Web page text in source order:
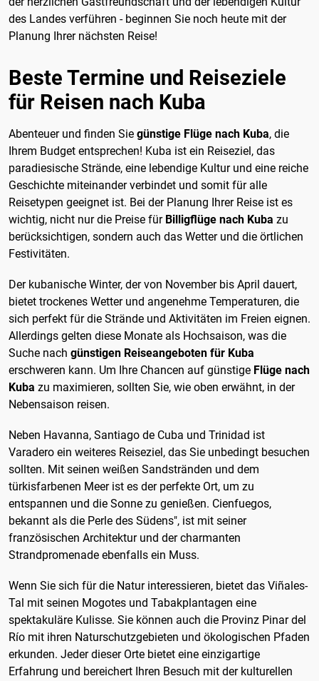
des Landes verführen - beginnen Sie noch heute mit der
Planung Ihrer nächsten Reise!
Beste Termine und Reiseziele
für Reisen nach Kuba
Abenteuer und finden Sie günstige Flüge nach Kuba, die
Ihrem Budget entsprechen! Kuba ist ein Reiseziel, das
paradiesische Strände, eine lebendige Kultur und eine reiche
Geschichte miteinander verbindet und somit für alle
Reisetypen geeignet ist. Bei der Planung Ihrer Reise ist es
wichtig, nicht nur die Preise für Billigflüge nach Kuba zu
berücksichtigen, sondern auch das Wetter und die örtlichen
Festivitäten.
Der kubanische Winter, der von November bis April dauert,
bietet trockenes Wetter und angenehme Temperaturen, die
sich perfekt für die Strände und Aktivitäten im Freien eignen.
Allerdings gelten diese Monate als Hochsaison, was die
Suche nach günstigen Reiseangeboten für Kuba
erschweren kann. Um Ihre Chancen auf günstige Flüge nach
Kuba zu maximieren, sollten Sie, wie oben erwähnt, in der
Nebensaison reisen.
Neben Havanna, Santiago de Cuba und Trinidad ist
Varadero ein weiteres Reiseziel, das Sie unbedingt besuchen
sollten. Mit seinen weißen Sandstränden und dem
türkisfarbenen Meer ist es der perfekte Ort, um zu
entspannen und die Sonne zu genießen. Cienfuegos,
bekannt als die Perle des Südens", ist mit seiner
französischen Architektur und der charmanten
Strandpromenade ebenfalls ein Muss.
Wenn Sie sich für die Natur interessieren, bietet das Viñales-
Tal mit seinen Mogotes und Tabakplantagen eine
spektakuläre Kulisse. Sie können auch die Provinz Pinar del
Río mit ihren Naturschutzgebieten und ökologischen Pfaden
erkunden. Jeder dieser Orte bietet eine einzigartige
Erfahrung und bereichert Ihren Besuch mit der kulturellen